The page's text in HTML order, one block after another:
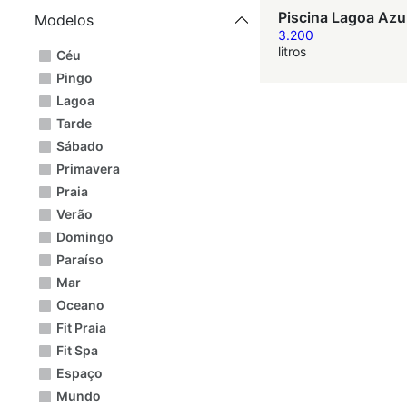
Modelos
Céu
Pingo
Lagoa
Tarde
Sábado
Primavera
Praia
Verão
Domingo
Paraíso
Mar
Oceano
Fit Praia
Fit Spa
Espaço
Mundo
Piscina Lagoa
3.200
litros